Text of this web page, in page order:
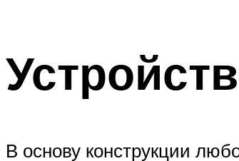
В основу конструкции